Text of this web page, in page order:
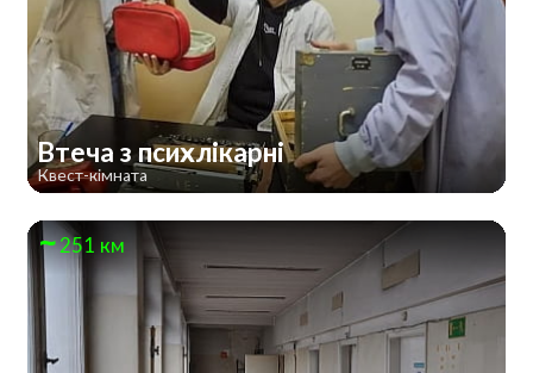
Втеча з психлікарні
Квест-кімната
251 км